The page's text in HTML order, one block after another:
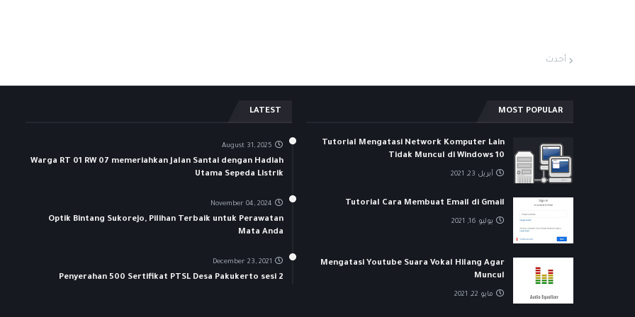
أحدث
MOST POPULAR
Tutorial Mengatasi Network Komputer Lain
Tidak Muncul di Windows 10
أبريل 23, 2021
Tutorial Cara Membuat Email di Gmail
يوليو 16, 2021
Mengatasi Youtube Suara Vokal Hilang Agar
Muncul
مايو 22, 2021
LATEST
August 31, 2025
Warga RT 01 RW 07 memeriahkan Jalan Santai dengan Hadiah
Utama Sepeda Listrik
November 04, 2024
Optik Bintang Sukorejo, Pilihan Terbaik untuk Perawatan
Mata Anda
December 23, 2021
Penyerahan 500 Sertifikat PTSL Desa Pakukerto sesi 2